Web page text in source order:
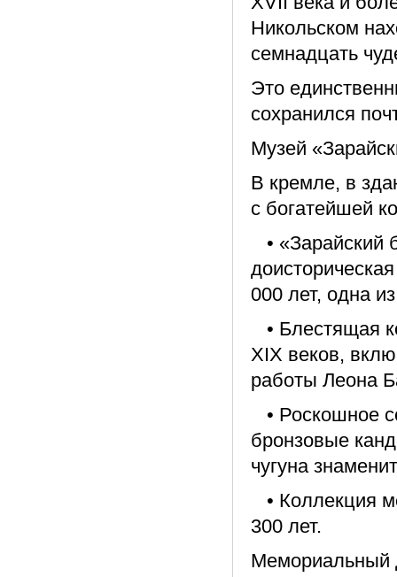
Никольском
семнадцать
Это
сохранился
Музей
В кремле, в
с богатейшей
• «Зарайский
000 лет, одна
• Блестящая
XIX веков,
работы Леона
• Роскошное
бронзовые
чугуна
• Коллекция
300 лет.
Мемориальный